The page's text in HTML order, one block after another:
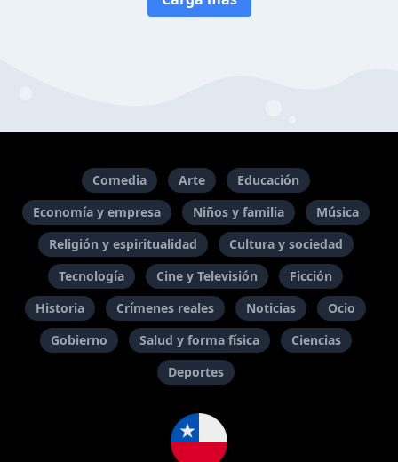
Comedia Arte
Educación
Economía y empresa
Niños y familia
Música
Religión y espiritualidad
Cultura y sociedad
Tecnología
Cine y Televisión
Ficción
Historia
Crímenes reales Noticias
Ocio
Gobierno
Salud y forma física
Ciencias
Deportes